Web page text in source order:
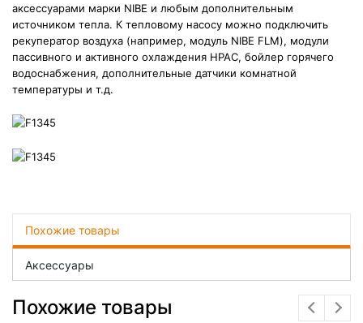
аксессуарами марки NIBE и любым дополнительным
источником тепла. К тепловому насосу можно подключить
рекуператор воздуха (например, модуль NIBE FLM), модули
пассивного и активного охлаждения HPAC, бойлер горячего
водоснабжения, дополнительные датчики комнатной
температуры и т.д.
Похожие товары
Аксессуары
Похожие товары